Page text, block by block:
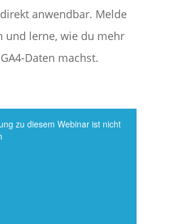
anwendbar. Melde
und lerne, wie du mehr
Daten machst.